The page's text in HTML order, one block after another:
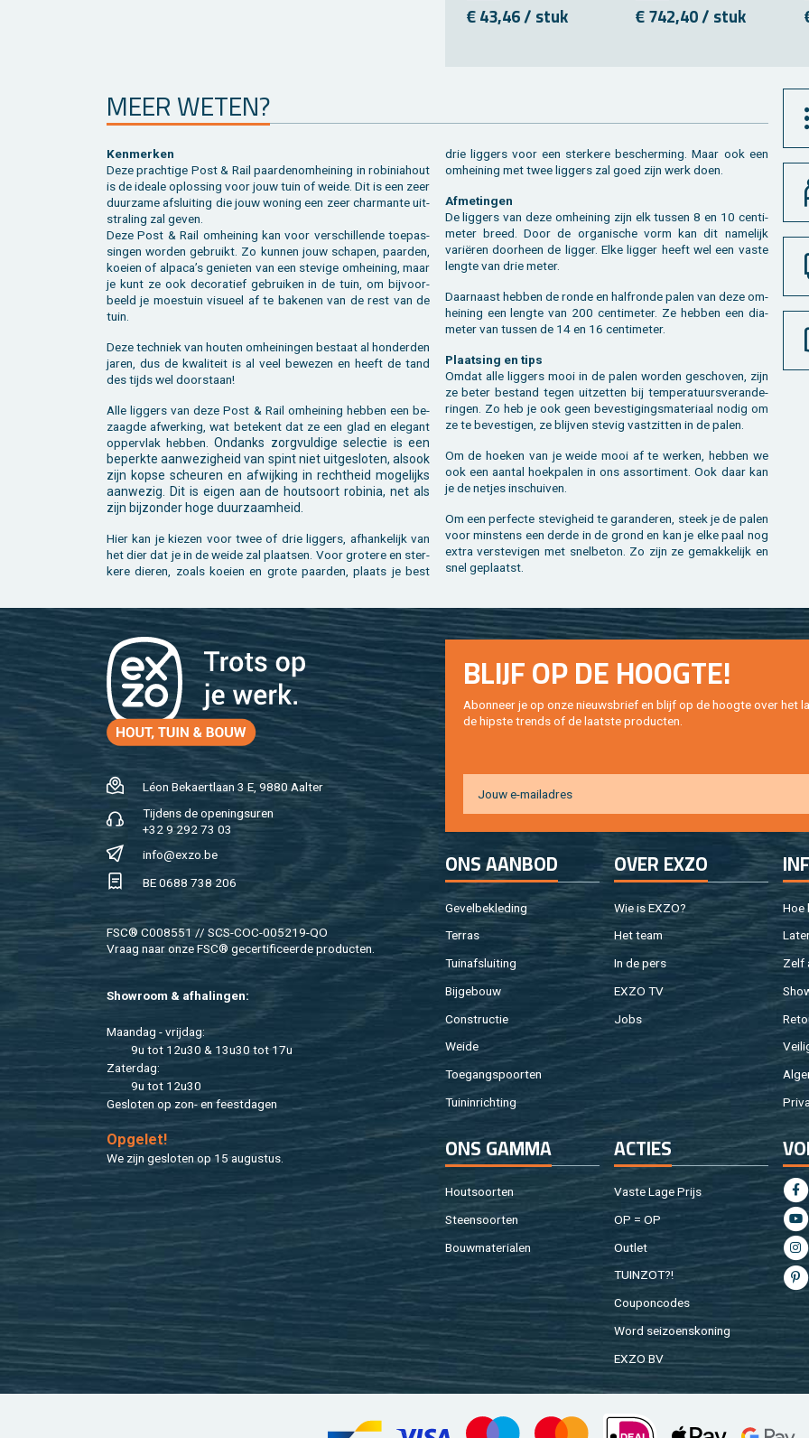
€ 43,46 / stuk € 742,40 / stuk
MEER WETEN?
Ken­mer­ken
Deze prach­ti­ge Post & Rail paar­de­nom­hei­ning in ro­bi­nia­hout
is de ide­a­le op­los­sing voor jouw tuin of weide. Dit is een zeer
duur­za­me af­slui­ting die jouw wo­ning een zeer char­man­te uit­
stra­ling zal geven.
Deze Post & Rail om­hei­ning kan voor ver­schil­len­de toe­pas­
sin­gen wor­den ge­bruikt. Zo kun­nen jouw scha­pen, paar­den,
koei­en of al­pa­ca’s ge­nie­ten van een ste­vi­ge om­hei­ning, maar
je kunt ze ook de­co­ra­tief ge­brui­ken in de tuin, om bij­voor­
beeld je moes­tuin vi­su­eel af te ba­ke­nen van de rest van de
tuin.
Deze tech­niek van hou­ten om­hei­nin­gen be­staat al hon­der­den
jaren, dus de kwa­li­teit is al veel be­we­zen en heeft de tand
des tijds wel door­staan!
Alle lig­gers van deze Post & Rail om­hei­ning heb­ben een be­
zaag­de af­wer­king, wat be­te­kent dat ze een glad en ele­gant
op­per­vlak heb­ben. On­danks zorg­vul­di­ge se­lec­tie is een
be­perk­te aan­we­zig­heid van spint niet uit­ge­slo­ten, als­ook
zijn kopse scheu­ren en af­wij­king in recht­heid mo­ge­lijks
aan­we­zig. Dit is eigen aan de hout­soort ro­bi­nia, net als
zijn bij­zon­der hoge duur­zaam­heid.
Hier kan je kie­zen voor twee of drie lig­gers, af­han­ke­lijk van
het dier dat je in de weide zal plaat­sen. Voor gro­te­re en ster­
ke­re die­ren, zoals koei­en en grote paar­den, plaats je best
drie lig­gers voor een ster­ke­re be­scher­ming. Maar ook een
om­hei­ning met twee lig­gers zal goed zijn werk doen.
Af­me­tin­gen
De lig­gers van deze om­hei­ning zijn elk tus­sen 8 en 10 cen­ti­
me­ter breed. Door de or­ga­ni­sche vorm kan dit na­me­lijk
variëren door­heen de lig­ger. Elke lig­ger heeft wel een vaste
leng­te van drie meter.
Daar­naast heb­ben de ronde en half­ron­de palen van deze om­
hei­ning een leng­te van 200 cen­ti­me­ter. Ze heb­ben een dia­
me­ter van tus­sen de 14 en 16 cen­ti­me­ter.
Plaat­sing en tips
Omdat alle lig­gers mooi in de palen wor­den ge­scho­ven, zijn
ze beter be­stand tegen uit­zet­ten bij tem­pe­ra­tuurs­ver­an­de­
rin­gen. Zo heb je ook geen be­ves­ti­gings­ma­te­ri­aal nodig om
ze te be­ves­ti­gen, ze blij­ven ste­vig vast­zit­ten in de palen.
Om de hoe­ken van je weide mooi af te wer­ken, heb­ben we
ook een aan­tal hoek­pa­len in ons as­sor­ti­ment. Ook daar kan
je de net­jes in­schui­ven.
Om een per­fec­te ste­vig­heid te ga­ran­de­ren, steek je de palen
voor min­stens een derde in de grond en kan je elke paal nog
extra ver­ste­vi­gen met snel­be­ton. Zo zijn ze ge­mak­ke­lijk en
snel ge­plaatst.
Léon Be­kaert­laan 3 E, 9880 Aal­ter
Tij­dens de ope­nings­uren
+32 9 292 73 03
info@​exzo.​be
BE 0688 738 206
FSC® C008551 // SCS-COC-005219-QO
Vraag naar onze FSC® ge­cer­ti­fi­ceer­de pro­duc­ten.
Show­room & af­ha­lin­gen:
Maan­dag - vrij­dag:
9u tot 12u30 & 13u30 tot 17u
Za­ter­dag:
9u tot 12u30
Ge­slo­ten op zon- en feest­da­gen
Op­ge­let!
We zijn ge­slo­ten op 15 au­gus­tus.
BLIJF OP DE HOOG­TE!
Abon­neer je op onze nieuws­brief en blijf op de hoog­te over het
de hip­s­te trends of de laat­ste pro­duc­ten.
ONS AAN­BOD
Ge­vel­be­kle­ding
Ter­ras
Tuin­af­slui­ting
Bij­ge­bouw
Con­struc­tie
Weide
Toe­gangs­poor­ten
Tuin­in­rich­ting
OVER EXZO
Wie is EXZO?
Het team
In de pers
EXZO TV
Jobs
Hoe
Zelf
ONS GAMMA
Hout­soor­ten
Steen­soor­ten
Bouw­ma­te­ri­a­len
AC­TIES
Vaste Lage Prijs
OP = OP
Out­let
TUIN­ZOT?!
Cou­pon­co­des
Word sei­zoens­ko­ning
EXZO BV